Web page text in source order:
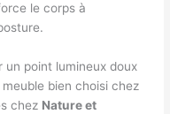
le corps à
un point lumineux doux
bien choisi chez
chez Nature et